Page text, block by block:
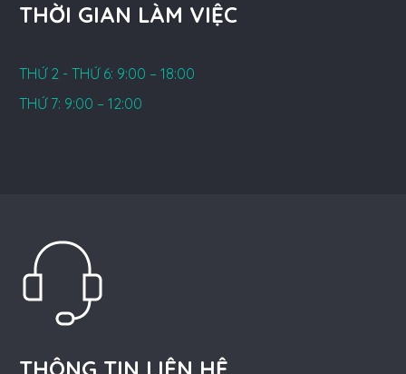
THỜI GIAN LÀM VIỆC
THỨ 2 - THỨ 6: 9:00 – 18:00
THỨ 7: 9:00 – 12:00